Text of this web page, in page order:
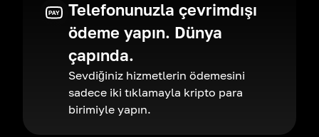
Telefonunuzla çevrimdışı
ödeme yapın. Dünya
çapında.
Sevdiğiniz hizmetlerin ödemesini
sadece iki tıklamayla kripto para
birimiyle yapın.